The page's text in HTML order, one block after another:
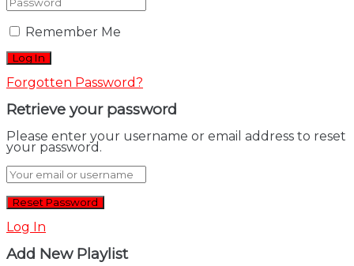
Remember Me
Forgotten Password?
Retrieve your password
Please enter your username or email address to reset
your password.
Log In
Add New Playlist